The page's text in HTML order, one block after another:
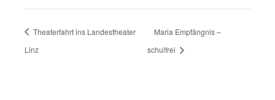
Theaterfahrt ins Landestheater
Linz
Maria Empfängnis –
schulfrei